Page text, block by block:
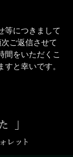
等につきまして
ご返信させて
間をいただくこ
と幸いです。